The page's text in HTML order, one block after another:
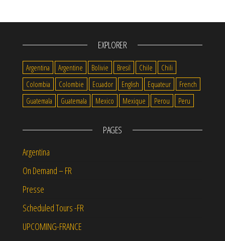
EXPLORER
Argentina Argentine Bolivie Bresil Chile
Chili
Colombia
Colombie Ecuador English Equateur
French
Guatemala
Guatemala Mexico Mexique Perou Peru
PAGES
Argentina
On Demand – FR
Presse
Scheduled Tours -FR
UPCOMING-FRANCE